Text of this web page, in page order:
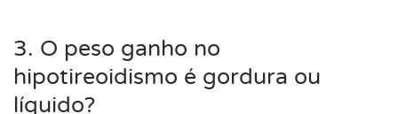
3. O peso ganho no
hipotireoidismo é gordura ou
líquido?